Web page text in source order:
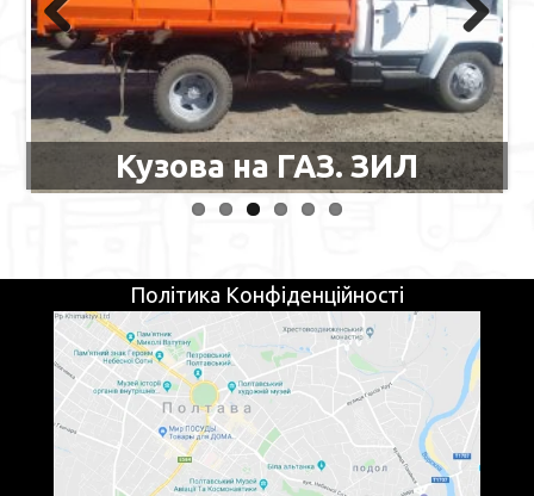
Previous Next
Кузова на ГАЗ. ЗИЛ
Політика Конфіденційності